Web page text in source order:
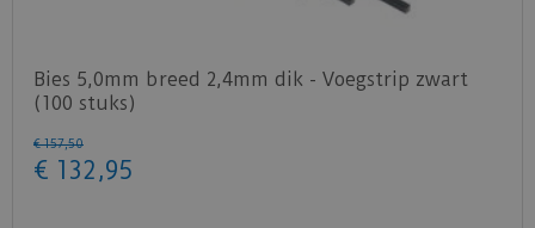
Bies 5,0mm breed 2,4mm dik - Voegstrip zwart
(100 stuks)
€ 157,50
€ 132 ,95